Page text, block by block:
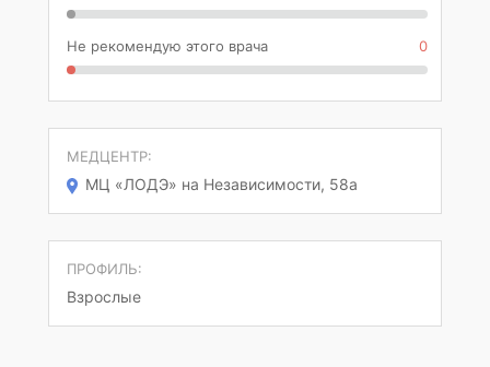
Не рекомендую этого врача 0
МЕДЦЕНТР:
МЦ «ЛОДЭ» на Независимости, 58а
ПРОФИЛЬ:
Взрослые